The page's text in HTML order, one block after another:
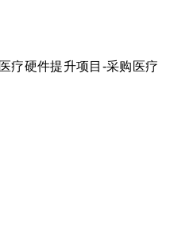
疗硬件提升项目-采购医疗